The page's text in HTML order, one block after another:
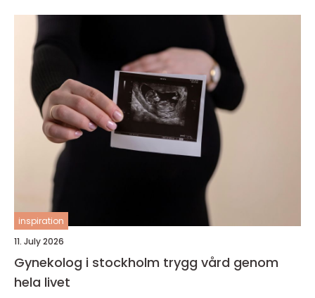
inspiration
11. July 2026
Gynekolog i stockholm trygg vård genom
hela livet